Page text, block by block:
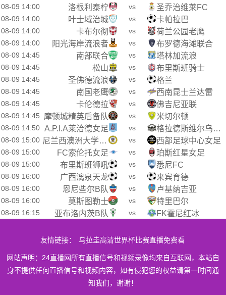
08-09 14:00 洛根利泰柠 vs 圣乔治维莱FC
08-09 14:00 叶士域治城 vs 卡帕拉巴
08-09 14:00 卡布尔彻 vs 荷兰公园老鹰
08-09 14:00 阳光海岸流浪者 vs 布罗德海滩联合
08-09 14:45 南部联合 vs 塔林加流浪
08-09 14:45 松山 vs 布里斯班骑士
08-09 14:45 圣佛德流浪 vs 格兰
08-09 14:45 南国老鹰 vs 西南昆士兰达雷
08-09 14:45 卡伦德拉 vs 佛吉尼亚联
08-09 14:45 摩顿城精英后备队 vs 米切尔顿
08-09 14:50 A.P.I.A莱洽德女足 vs 格拉德斯维尔乌鸦女足
08-09 15:00 尼兰西澳洲大学女足 vs 西部足球中心女足
08-09 15:00 FC索伦托女足 vs 珀斯红星女足
08-09 15:00 布里斯班狮吼 vs 悉尼FC
08-09 16:00 广西漓泉天龙 vs 来宾育德
08-09 16:00 恩尼些尔B队 vs 卢基纳吉亚
08-09 16:00 莫斯图勒士 vs 特里巴尔
08-09 16:15 亚布洛内茨B队 vs FK霍尼红冰
友情链接： 乌拉圭高清世界杯比赛直播免费看
网站声明：24直播网所有直播信号和视频录像均来自互联网，本站自
身不提供任何直播信号和视频内容，如有侵犯您的权益请第一时间通
知我们，谢谢！